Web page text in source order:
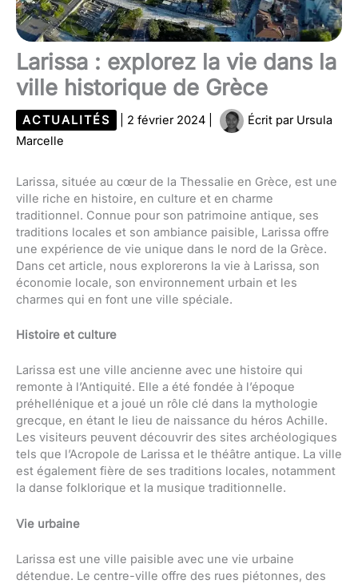
Larissa : explorez la vie dans la
ville historique de Grèce
ACTUALITÉS 2 février 2024 Écrit par Ursula
Marcelle
Larissa, située au cœur de la Thessalie en Grèce, est une
ville riche en histoire, en culture et en charme
traditionnel. Connue pour son patrimoine antique, ses
traditions locales et son ambiance paisible, Larissa offre
une expérience de vie unique dans le nord de la Grèce.
Dans cet article, nous explorerons la vie à Larissa, son
économie locale, son environnement urbain et les
charmes qui en font une ville spéciale.
Histoire et culture
Larissa est une ville ancienne avec une histoire qui
remonte à l’Antiquité. Elle a été fondée à l’époque
préhellénique et a joué un rôle clé dans la mythologie
grecque, en étant le lieu de naissance du héros Achille.
Les visiteurs peuvent découvrir des sites archéologiques
tels que l’Acropole de Larissa et le théâtre antique. La ville
est également fière de ses traditions locales, notamment
la danse folklorique et la musique traditionnelle.
Vie urbaine
Larissa est une ville paisible avec une vie urbaine
détendue. Le centre-ville offre des rues piétonnes, des